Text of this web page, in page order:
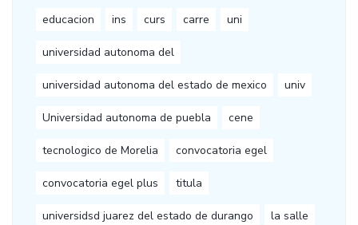
educacion ins curs carre uni
universidad autonoma del
universidad autonoma del estado de mexico univ
Universidad autonoma de puebla cene
tecnologico de Morelia convocatoria egel
convocatoria egel plus titula
universidsd juarez del estado de durango la salle